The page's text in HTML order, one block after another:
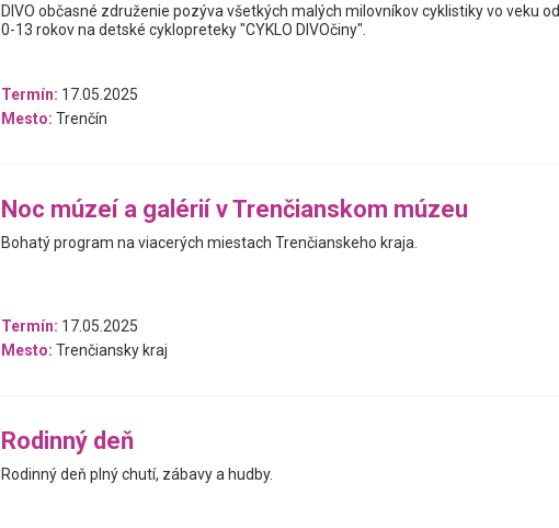
DIVO občasné združenie pozýva všetkých malých milovníkov cyklistiky vo veku od
0-13 rokov na detské cyklopreteky "CYKLO DIVOčiny".
Termín: 17.05.2025
Mesto: Trenčín
Noc múzeí a galérií v Trenčianskom múzeu
Bohatý program na viacerých miestach Trenčianskeho kraja.
Termín: 17.05.2025
Mesto: Trenčiansky kraj
Rodinný deň
Rodinný deň plný chutí, zábavy a hudby.